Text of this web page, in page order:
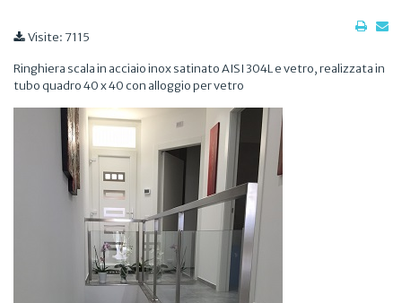
Visite: 7115
Ringhiera scala in acciaio inox satinato AISI 304L e vetro, realizzata in
tubo quadro 40 x 40 con alloggio per vetro